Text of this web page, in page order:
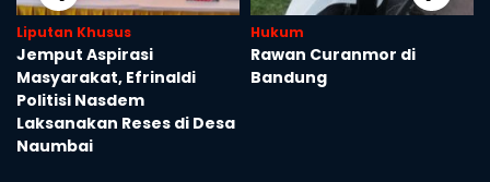
Liputan Khusus
Jemput Aspirasi
Masyarakat, Efrinaldi
Politisi Nasdem
Laksanakan Reses di Desa
Naumbai
Hukum
Rawan Curanmor di
Bandung